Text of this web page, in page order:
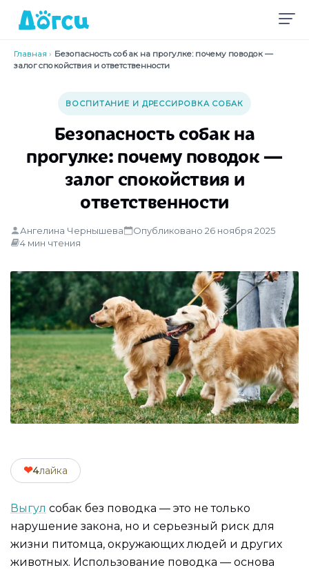
Главная › Безопасность собак на прогулке: почему поводок —
залог спокойствия и ответственности
ВОСПИТАНИЕ И ДРЕССИРОВКА СОБАК
Безопасность собак на
прогулке: почему поводок —
залог спокойствия и
ответственности
Ангелина Чернышева
Опубликовано 26 ноября 2025
4 мин чтения
❤4лайка
Выгул собак без поводка — это не только
нарушение закона, но и серьезный риск для
жизни питомца, окружающих людей и других
животных. Использование поводка — основа